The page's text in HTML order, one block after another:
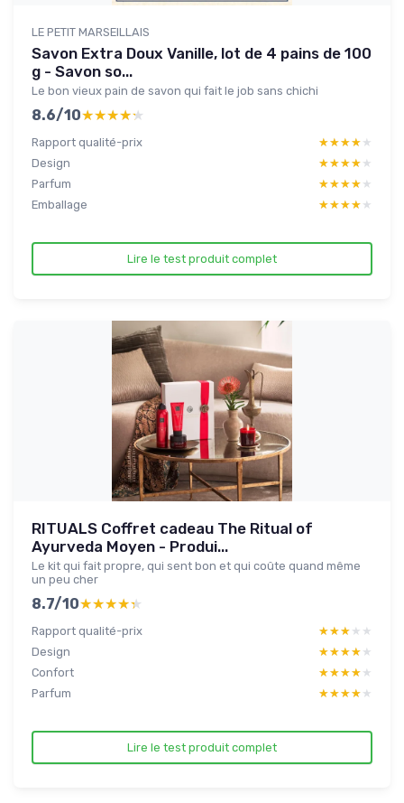
LE PETIT MARSEILLAIS
Savon Extra Doux Vanille, lot de 4 pains de 100
g - Savon so...
Le bon vieux pain de savon qui fait le job sans chichi
8.6/10★★★★★
★★★★★
Rapport qualité-prix ★★★★★
★★★★★
Design
★★★★★
★★★★★
Parfum
★★★★★
★★★★★
Emballage
★★★★★
★★★★★
Lire le test produit complet
RITUALS Coffret cadeau The Ritual of
Ayurveda Moyen - Produi...
Le kit qui fait propre, qui sent bon et qui coûte quand même
un peu cher
8.7/10★★★★★
★★★★★
Rapport qualité-prix ★★★★★
★★★★★
Design
★★★★★
★★★★★
Confort
★★★★★
★★★★★
Parfum
★★★★★
★★★★★
Lire le test produit complet